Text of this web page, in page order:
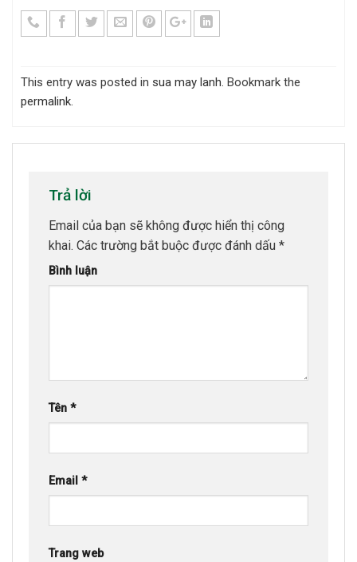
This entry was posted in sua may lanh. Bookmark the
permalink.
Trả lời
Email của bạn sẽ không được hiển thị công
khai. Các trường bắt buộc được đánh dấu *
Bình luận
Tên *
Email *
Trang web